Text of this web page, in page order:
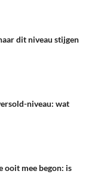
dit niveau stijgen
niveau: wat
ooit mee begon: is